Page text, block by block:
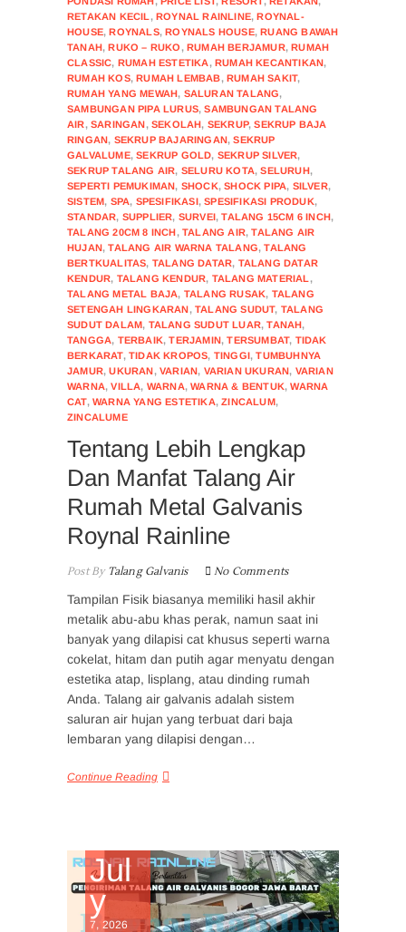
RETAKAN KECIL ,ROYNAL RAINLINE,ROYNAL-
HOUSE,ROYNALS,ROYNALS HOUSE,RUANG BAWAH
TANAH,RUKO – RUKO ,RUMAH BERJAMUR,RUMAH
CLASSIC, RUMAH ESTETIKA,RUMAH KECANTIKAN,
RUMAH KOS,RUMAH LEMBAB,RUMAH SAKIT,
RUMAH YANG MEWAH, SALURAN TALANG,
SAMBUNGAN PIPA LURUS,SAMBUNGAN TALANG
AIR,SARINGAN,SEKOLAH, SEKRUP,SEKRUP BAJA
RINGAN, SEKRUP BAJARINGAN,SEKRUP
GALVALUME,SEKRUP GOLD, SEKRUP SILVER,
SEKRUP TALANG AIR, SELURU KOTA,SELURUH,
SEPERTI PEMUKIMAN, SHOCK,SHOCK PIPA, SILVER,
SISTEM, SPA, SPESIFIKASI,SPESIFIKASI PRODUK,
STANDAR, SUPPLIER, SURVEI,TALANG 15CM 6 INCH,
TALANG 20CM 8 INCH,TALANG AIR,TALANG AIR
HUJAN,TALANG AIR WARNA TALANG,TALANG
BERTKUALITAS, TALANG DATAR, TALANG DATAR
KENDUR, TALANG KENDUR, TALANG MATERIAL ,
TALANG METAL BAJA, TALANG RUSAK, TALANG
SETENGAH LINGKARAN,TALANG SUDUT, TALANG
SUDUT DALAM, TALANG SUDUT LUAR,TANAH,
TANGGA, TERBAIK,TERJAMIN,TERSUMBAT, TIDAK
BERKARAT,TIDAK KROPOS, TINGGI,TUMBUHNYA
JAMUR,UKURAN,VARIAN, VARIAN UKURAN, VARIAN
WARNA,VILLA, WARNA,WARNA & BENTUK,WARNA
CAT,WARNA YANG ESTETIKA,ZINCALUM,
ZINCALUME
Tentang Lebih Lengkap
Dan Manfat Talang Air
Rumah Metal Galvanis
Roynal Rainline
Post ByTalang Galvanis No Comments
Tampilan Fisik biasanya memiliki hasil akhir
metalik abu-abu khas perak, namun saat ini
banyak yang dilapisi cat khusus seperti warna
cokelat, hitam dan putih agar menyatu dengan
estetika atap, lisplang, atau dinding rumah
Anda. Talang air galvanis adalah sistem
saluran air hujan yang terbuat dari baja
lembaran yang dilapisi dengan…
Continue Reading
Jul
y
7, 2026